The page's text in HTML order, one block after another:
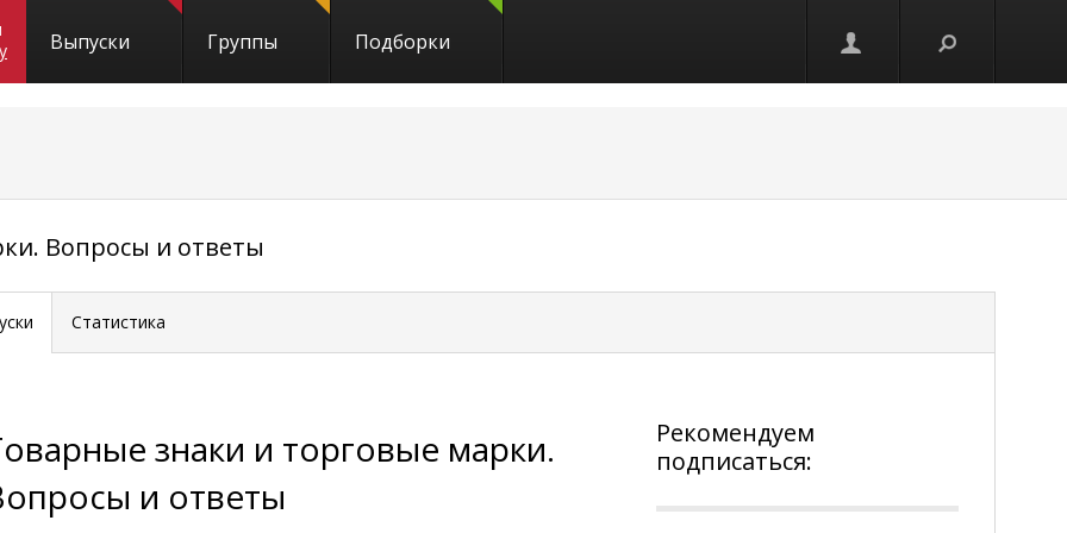
Выпуски Группы Подборки
Вопросы и ответы
Статистика
знаки и торговые марки.
и ответы
Рекомендуем
подписаться: